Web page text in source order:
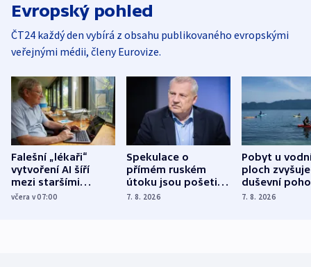
Evropský pohled
ČT24 každý den vybírá z obsahu publikovaného evropskými
veřejnými médii, členy Eurovize.
Falešní „lékaři“
vytvoření AI šíří
mezi staršími
Poláky nebezpečné
včera v 07:00
Spekulace o
přímém ruském
útoku jsou pošetilé,
míní estonský
7. 8. 2026
Pobyt u
ploch zvyšuje
duševní
ukázala
7. 8. 2026